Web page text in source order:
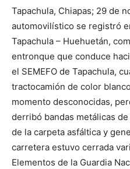
Tapachula, Chiapas; 29 de
automovilístico se registró
Tapachula – Huehuetán,
entronque que conduce
el SEMEFO de Tapachula,
tractocamión de color
momento desconocidas,
derribó bandas metálicas
de la carpeta asfáltica y
carretera estuvo cerrada
Elementos de la Guardia